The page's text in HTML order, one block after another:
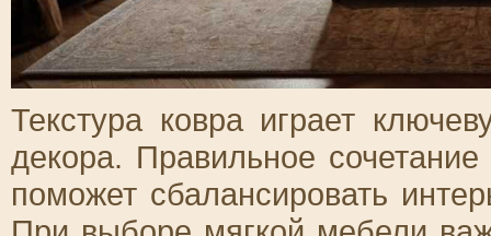
Текстура ковра играет
декора. Правильное
поможет сбалансировать